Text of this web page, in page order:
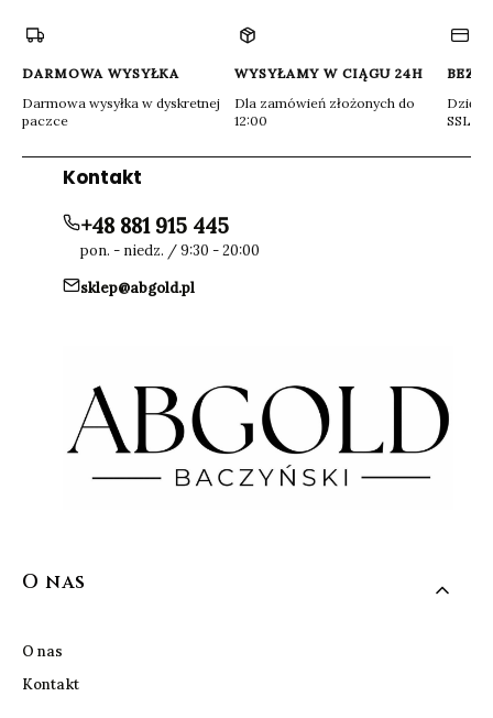
DARMOWA WYSYŁKA
Darmowa wysyłka w dyskretnej
paczce
WYSYŁAMY W CIĄGU 24H
Dla zamówień złożonych do
12:00
Dzięki
SSL
Kontakt
+48 881 915 445
pon. - niedz. / 9:30 - 20:00
sklep@abgold.pl
Linki w stopce
O nas
O nas
Kontakt